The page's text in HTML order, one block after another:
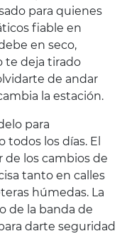
para quienes
fiable en
en seco,
te deja tirado
de andar
la estación.
para
los días. El
de los cambios de
tanto en calles
húmedas. La
de la banda de
darte seguridad